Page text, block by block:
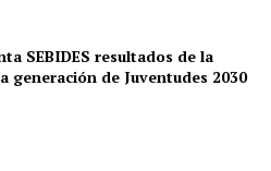
SEBIDES resultados de la
generación de Juventudes 2030